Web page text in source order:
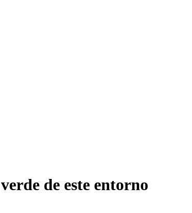
de este entorno